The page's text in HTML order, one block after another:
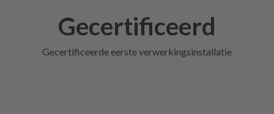
Gecertificeerd
Gecertificeerde eerste verwerkingsinstallatie